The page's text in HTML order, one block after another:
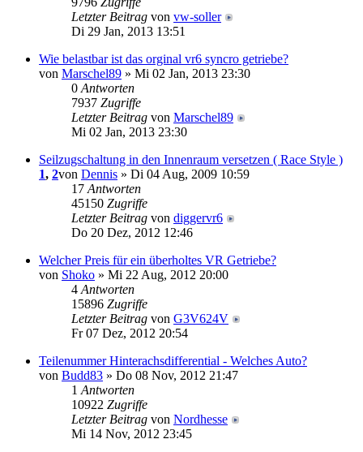
Letzter Beitrag von vw-soller
Di 29 Jan, 2013 13:51
Wie belastbar ist das orginal vr6 syncro getriebe?
von Marschel89 » Mi 02 Jan, 2013 23:30
0 Antworten
7937 Zugriffe
Letzter Beitrag von Marschel89
Mi 02 Jan, 2013 23:30
Seilzugschaltung in den Innenraum versetzen ( Race Style )
1, 2von Dennis » Di 04 Aug, 2009 10:59
17 Antworten
45150 Zugriffe
Letzter Beitrag von diggervr6
Do 20 Dez, 2012 12:46
Welcher Preis für ein überholtes VR Getriebe?
von Shoko » Mi 22 Aug, 2012 20:00
4 Antworten
15896 Zugriffe
Letzter Beitrag von G3V624V
Fr 07 Dez, 2012 20:54
Teilenummer Hinterachsdifferential - Welches Auto?
von Budd83 » Do 08 Nov, 2012 21:47
1 Antworten
10922 Zugriffe
Letzter Beitrag von Nordhesse
Mi 14 Nov, 2012 23:45